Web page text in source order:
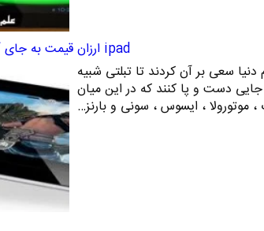
ipad ارزان قیمت به جای آی پد 7 اینچی
سعی بر آن کردند تا تبلتی شبیه
دست و پا کنند که در این میان
، ایسوس ، سونی و بارنز…